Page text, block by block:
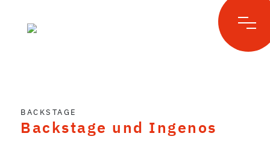
contentBACKSTAGE
Backstage und Ingenos